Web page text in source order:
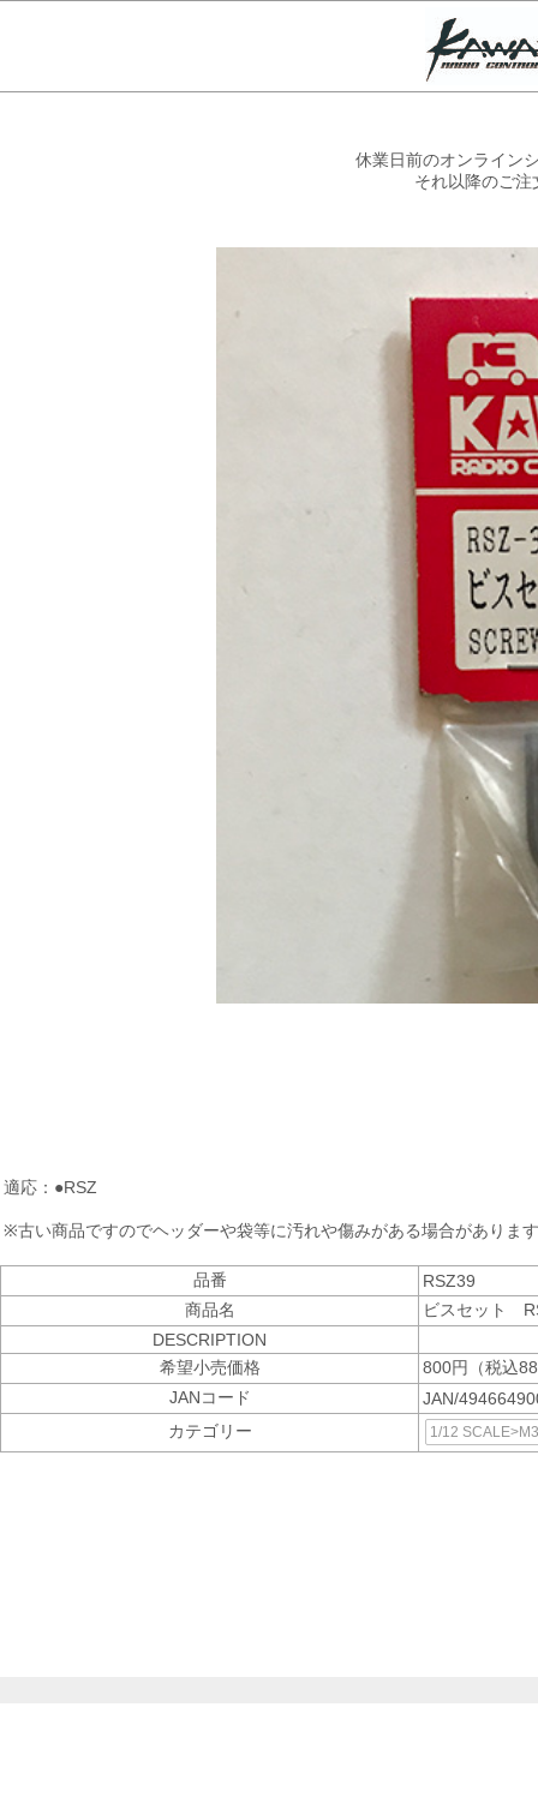
休業日前のオンライン
それ以降のご
適応：●RSZ
※古い商品ですのでヘッダーや袋等に汚れや傷みがある場合がありま
品番
RSZ39
商品名
ビスセット
DESCRIPTION
希望小売価格
800円（税込
JANコード
JAN/
カテゴリー
1/12